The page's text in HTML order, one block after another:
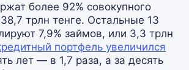
более 92% совокупного
трлн тенге. Остальные 13
7,9% займов, или 3,3 трлн
портфель увеличился
лет — в 1,7 раза, а за десять